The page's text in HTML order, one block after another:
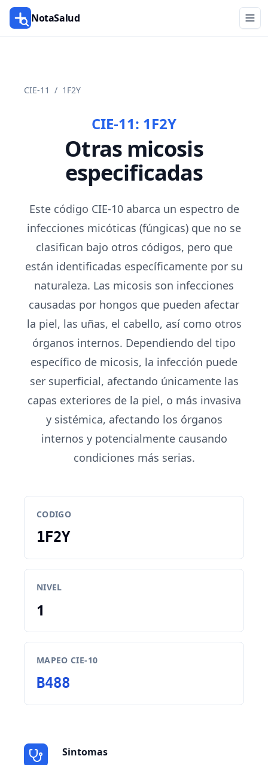
NotaSalud
CIE-11 / 1F2Y
CIE-11: 1F2Y
Otras micosis
especificadas
Este código CIE-10 abarca un espectro de
infecciones micóticas (fúngicas) que no se
clasifican bajo otros códigos, pero que
están identificadas específicamente por su
naturaleza. Las micosis son infecciones
causadas por hongos que pueden afectar
la piel, las uñas, el cabello, así como otros
órganos internos. Dependiendo del tipo
específico de micosis, la infección puede
ser superficial, afectando únicamente las
capas exteriores de la piel, o más invasiva
y sistémica, afectando los órganos
internos y potencialmente causando
condiciones más serias.
CODIGO
1F2Y
NIVEL
1
MAPEO CIE-10
B488
Sintomas